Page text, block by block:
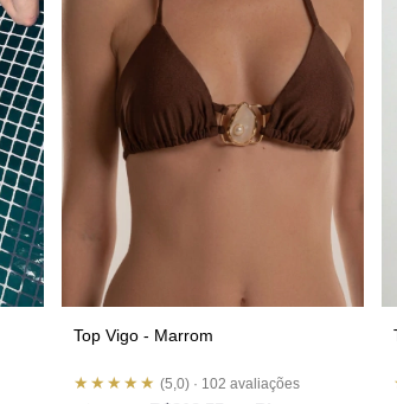
Top Vigo - Marrom
★★★★★ (5,0) · 102 avaliações